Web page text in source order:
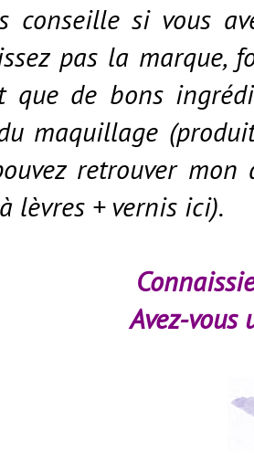
conseille si vous
pas la marque,
de bons
maquillage
retrouver
lèvres + vernis ici).
Avez-